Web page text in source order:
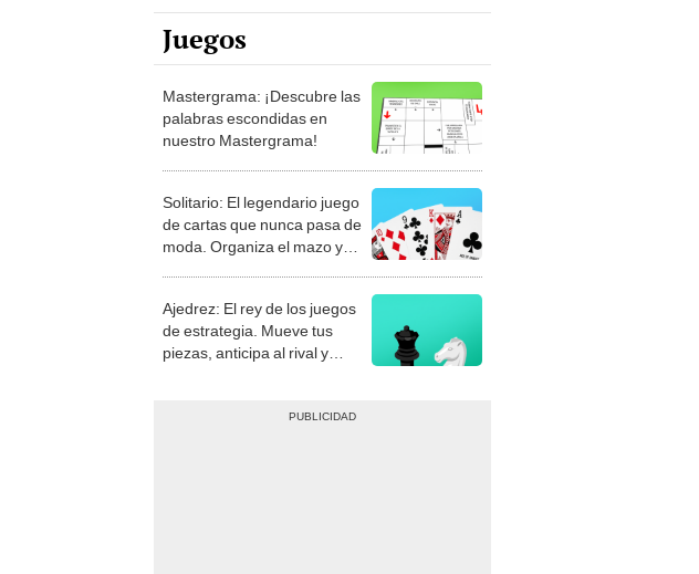
Juegos
Mastergrama: ¡Descubre las
palabras escondidas en
nuestro Mastergrama!
Solitario: El legendario juego
de cartas que nunca pasa de
moda. Organiza el mazo y
Ajedrez: El rey de los juegos
de estrategia. Mueve tus
piezas, anticipa al rival y